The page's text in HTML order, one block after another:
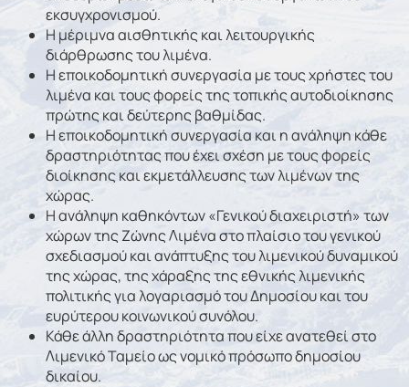
εκσυγχρονισμού.
Η μέριμνα αισθητικής και λειτουργικής
διάρθρωσης του λιμένα.
Η εποικοδομητική συνεργασία με τους χρήστες του
λιμένα και τους φορείς της τοπικής αυτοδιοίκησης
πρώτης και δεύτερης βαθμίδας.
Η εποικοδομητική συνεργασία και η ανάληψη κάθε
δραστηριότητας που έχει σχέση με τους φορείς
διοίκησης και εκμετάλλευσης των λιμένων της
χώρας.
Η ανάληψη καθηκόντων «Γενικού διαχειριστή» των
χώρων της Ζώνης Λιμένα στο πλαίσιο του γενικού
σχεδιασμού και ανάπτυξης του λιμενικού δυναμικού
της χώρας, της χάραξης της εθνικής λιμενικής
πολιτικής για λογαριασμό του Δημοσίου και του
ευρύτερου κοινωνικού συνόλου.
Κάθε άλλη δραστηριότητα που είχε ανατεθεί στο
Λιμενικό Ταμείο ως νομικό πρόσωπο δημοσίου
δικαίου.